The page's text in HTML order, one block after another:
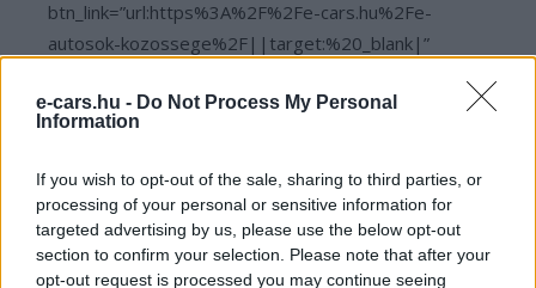
e-cars.hu - Do Not Process My Personal
Information
If you wish to opt-out of the sale, sharing to third parties, or
processing of your personal or sensitive information for
targeted advertising by us, please use the below opt-out
section to confirm your selection. Please note that after your
opt-out request is processed you may continue seeing
btn_link=”url:https%3A%2F%2Fe-cars.hu%2Fe-
autosok-kozossege%2F||target:%20_blank|”
heading_style=”font-weight:bold;”
Kövesd az e-cars.hu-t a Facebookon is, további
tartalmakért!